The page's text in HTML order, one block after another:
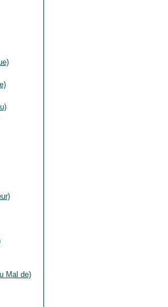
Mal de)